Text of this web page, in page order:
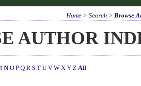
Home > Search > Browse
AUTHOR
N O P Q R S T U V W X Y Z All